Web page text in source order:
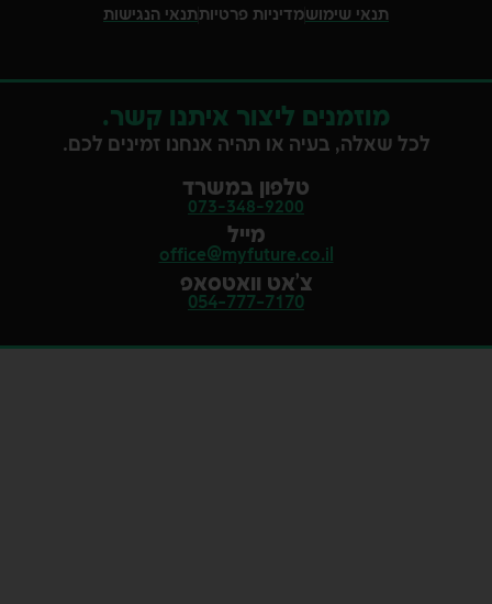
תנאי שימושמדיניות פרטיותתנאי הנגישות
מוזמנים ליצור איתנו קשר.
לכל שאלה, בעיה או תהיה אנחנו זמינים לכם.
טלפון במשרד
073-348-9200
מייל
office@myfuture.co.il
צ'אט וואטסאפ
054-777-7170